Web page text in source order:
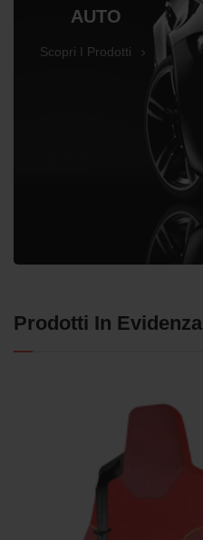
AUTO
Scopri I Prodotti
Prodotti In Evidenza